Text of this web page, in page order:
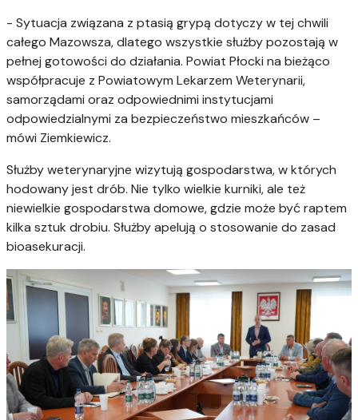
- Sytuacja związana z ptasią grypą dotyczy w tej chwili
całego Mazowsza, dlatego wszystkie służby pozostają w
pełnej gotowości do działania. Powiat Płocki na bieżąco
współpracuje z Powiatowym Lekarzem Weterynarii,
samorządami oraz odpowiednimi instytucjami
odpowiedzialnymi za bezpieczeństwo mieszkańców –
mówi Ziemkiewicz.
Służby weterynaryjne wizytują gospodarstwa, w których
hodowany jest drób. Nie tylko wielkie kurniki, ale też
niewielkie gospodarstwa domowe, gdzie może być raptem
kilka sztuk drobiu. Służby apelują o stosowanie do zasad
bioasekuracji.